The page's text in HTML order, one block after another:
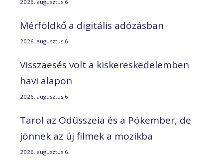
2026. augusztus 6.
Mérföldkő a digitális adózásban
2026. augusztus 6.
Visszaesés volt a kiskereskedelemben
havi alapon
2026. augusztus 6.
Tarol az Odüsszeia és a Pókember, de
jönnek az új filmek a mozikba
2026. augusztus 6.